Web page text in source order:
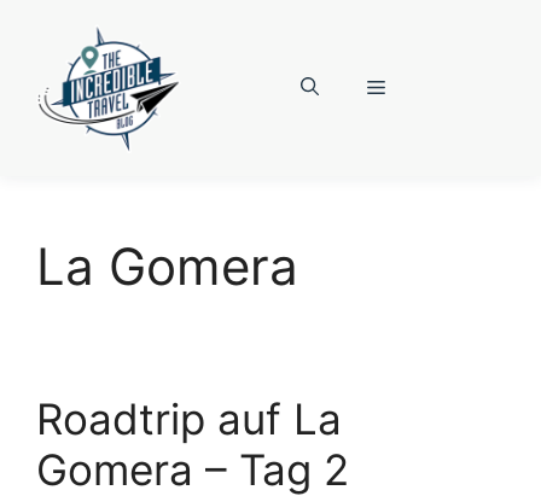
springen
Menü
La Gomera
Roadtrip auf La
Gomera – Tag 2